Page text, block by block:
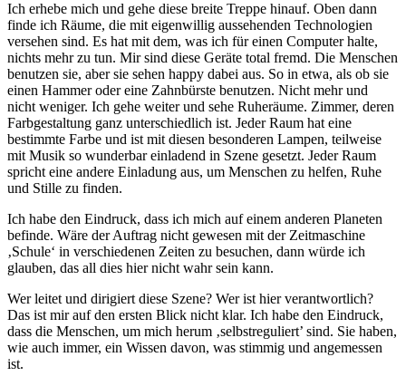
Ich erhebe mich und gehe diese breite Treppe hinauf. Oben dann
finde ich Räume, die mit eigenwillig aussehenden Technologien
versehen sind. Es hat mit dem, was ich für einen Computer halte,
nichts mehr zu tun. Mir sind diese Geräte total fremd. Die Menschen
benutzen sie, aber sie sehen happy dabei aus. So in etwa, als ob sie
einen Hammer oder eine Zahnbürste benutzen. Nicht mehr und
nicht weniger. Ich gehe weiter und sehe Ruheräume. Zimmer, deren
Farbgestaltung ganz unterschiedlich ist. Jeder Raum hat eine
bestimmte Farbe und ist mit diesen besonderen Lampen, teilweise
mit Musik so wunderbar einladend in Szene gesetzt. Jeder Raum
spricht eine andere Einladung aus, um Menschen zu helfen, Ruhe
und Stille zu finden.
Ich habe den Eindruck, dass ich mich auf einem anderen Planeten
befinde. Wäre der Auftrag nicht gewesen mit der Zeitmaschine
‚Schule‘ in verschiedenen Zeiten zu besuchen, dann würde ich
glauben, das all dies hier nicht wahr sein kann.
Wer leitet und dirigiert diese Szene? Wer ist hier verantwortlich?
Das ist mir auf den ersten Blick nicht klar. Ich habe den Eindruck,
dass die Menschen, um mich herum ‚selbstreguliert’ sind. Sie haben,
wie auch immer, ein Wissen davon, was stimmig und angemessen
ist.